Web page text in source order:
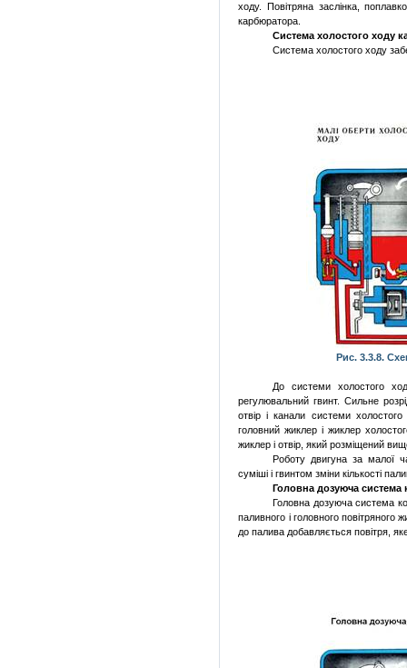
ходу. Повітряна заслінка,
карбюратора.
Система холостого ходу
Система холостого ходу
Рис. 3.3.8.
До системи холостого
регулювальний гвинт.Сильне
отвір і канали системи
головний жиклер і жиклер
жиклер іотвір ,який розміщений
Роботу двигуназа малої
суміші ігвинтом зміни кількості
Головна дозуюча система
Головна дозуючасистема
паливного і головногоповітряного
допалива добавляється повітря ,